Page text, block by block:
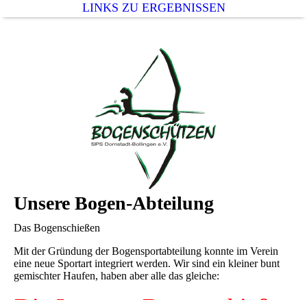
LINKS ZU ERGEBNISSEN
Unsere Bogen-Abteilung
Das Bogenschießen
Mit der Gründung der Bogensportabteilung konnte im Verein
eine neue Sportart integriert werden. Wir sind ein kleiner bunt
gemischter Haufen, haben aber alle das gleiche: